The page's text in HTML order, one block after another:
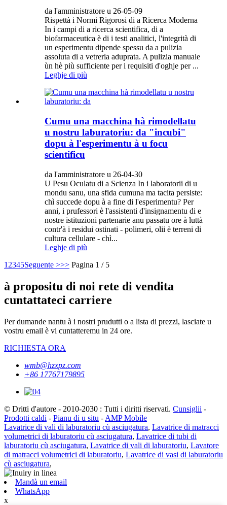
da l'amministratore u 26-05-09
Rispettà i Normi ​​Rigorosi di a Ricerca Moderna
In i campi di a ricerca scientifica, di a
biofarmaceutica è di i testi analitici, l'integrità di
un esperimentu dipende spessu da a pulizia
assoluta di a vetreria aduprata. A pulizia manuale
ùn hè più sufficiente per i requisiti d'oghje per ...
Leghje di più
Cumu una macchina hà rimodellatu
u nostru laburatoriu: da "incubi"
dopu à l'esperimentu à u focu
scientificu
da l'amministratore u 26-04-30
U Pesu Oculatu di a Scienza In i laboratorii di u
mondu sanu, una sfida cumuna ma tacita persiste:
chì succede dopu à a fine di l'esperimentu? Per
anni, i prufessori è l'assistenti d'insignamentu di e
nostre istituzioni partenarie anu passatu ore à luttà
contr'à i residui ostinati - polimeri, olii è terreni di
cultura cellulare - chì...
Leghje di più
1 2345Seguente >>> Pagina 1 / 5
à propositu di noi rete di vendita
cuntattateci carriere
Per dumande nantu à i nostri prudutti o a lista di prezzi, lasciate u
vostru email è vi cuntatteremu in 24 ore.
RICHIESTA ORA
wmb@hzxpz.com
+86 17767179895
© Dritti d'autore - 2010-2030 : Tutti i diritti riservati. Cunsiglii -
Prodotti caldi - Pianu di u situ - AMP Mobile
Lavatrice di vali di laburatoriu cù asciugatura, Lavatrice di matracci
volumetrici di laburatoriu cù asciugatura, Lavatrice di tubi di
laburatoriu cù asciugatura, Lavatrice di vali di laburatoriu, Lavatore
di matracci volumetrici di laburatoriu, Lavatrice di vasi di laburatoriu
cù asciugatura,
Mandà un email
WhatsApp
x